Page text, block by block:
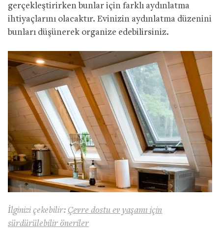
gerçekleştirirken bunlar için farklı aydınlatma
ihtiyaçlarını olacaktır. Evinizin aydınlatma düzenini
bunları düşünerek organize edebilirsiniz.
İlginizi çekebilir: Çevre dostu ev yaşamı için
sürdürülebilir öneriler